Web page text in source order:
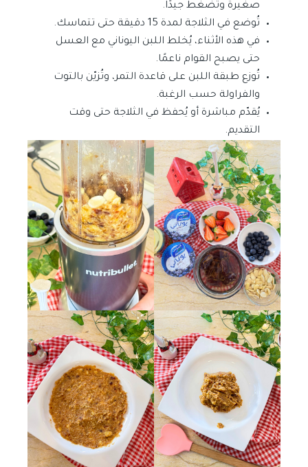
صغيرة وتُضغط جيدًا.
تُوضع في الثلاجة لمدة 15 دقيقة حتى تتماسك.
في هذه الأثناء، يُخلط اللبن اليوناني مع العسل
حتى يصبح القوام ناعمًا.
تُوزع طبقة اللبن على قاعدة التمر، وتُزيّن بالتوت
والفراولة حسب الرغبة.
يُقدّم مباشرة أو يُحفظ في الثلاجة حتى وقت
التقديم.